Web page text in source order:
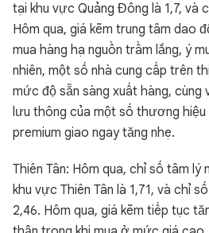
tại khu vực Quảng Đông là 1,7, và
Hôm qua, giá kẽm trung tâm dao
mua hàng hạ nguồn trầm lắng, ý
nhiên, một số nhà cung cấp trên
mức độ sẵn sàng xuất hàng,
lưu thông của một số thương
premium giao ngay tăng nhẹ.
Thiên Tân: Hôm qua, chỉ số tâm lý
khu vực Thiên Tân là 1,71, và chỉ
2,46. Hôm qua, giá kẽm tiếp tục